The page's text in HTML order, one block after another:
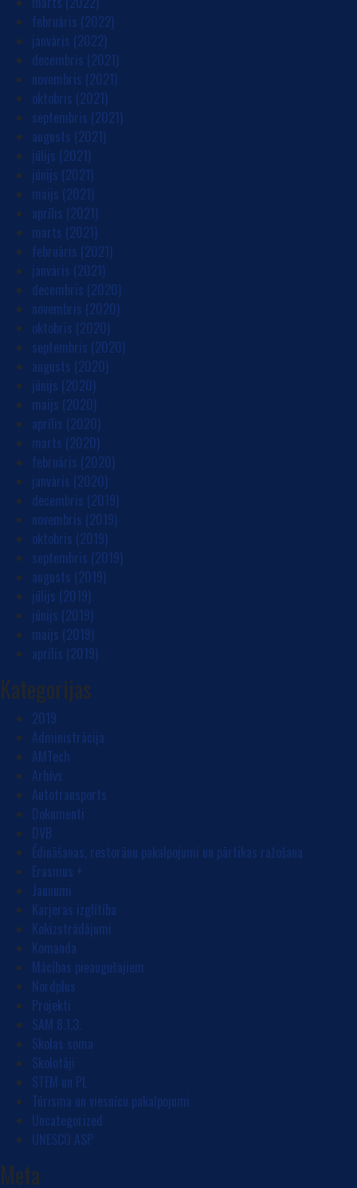
februāris (2022)
janvāris (2022)
decembris (2021)
novembris (2021)
oktobris (2021)
septembris (2021)
augusts (2021)
jūlijs (2021)
jūnijs (2021)
maijs (2021)
aprīlis (2021)
marts (2021)
februāris (2021)
janvāris (2021)
decembris (2020)
novembris (2020)
oktobris (2020)
septembris (2020)
augusts (2020)
jūnijs (2020)
maijs (2020)
aprīlis (2020)
marts (2020)
februāris (2020)
janvāris (2020)
decembris (2019)
novembris (2019)
oktobris (2019)
septembris (2019)
augusts (2019)
jūlijs (2019)
jūnijs (2019)
maijs (2019)
aprīlis (2019)
Kategorijas
2019
Administrācija
AMTech
Arhīvs
Autotransports
Dokumenti
DVB
Ēdināšanas, restorānu pakalpojumi un pārtikas ražošana
Erasmus +
Jaunumi
Karjeras izglītība
Kokizstrādājumi
Komanda
Mācības pieaugušajiem
Nordplus
Projekti
SAM 8.1.3.
Skolas soma
Skolotāji
STEM un PL
Tūrisma un viesnīcu pakalpojumi
Uncategorized
UNESCO ASP
Meta